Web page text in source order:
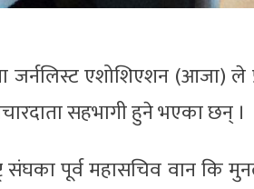
जर्नलिस्ट एशोशिएशन (आजा) ले
सहभागी हुने भएका छन् ।
संघका पूर्व महासचिव वान कि